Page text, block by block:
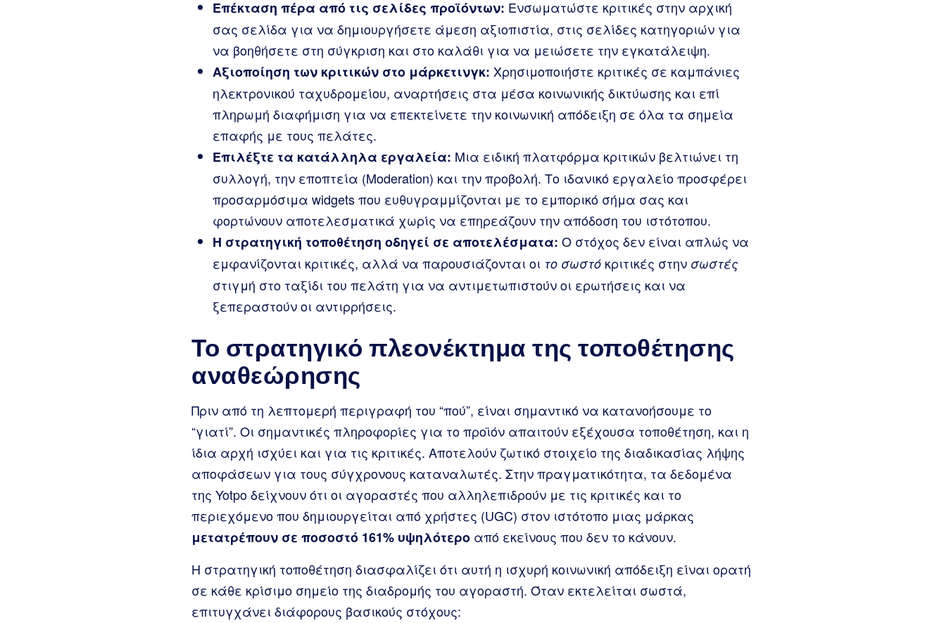
Επέκταση πέρα από τις σελίδες προϊόντων: Ενσωματώστε κριτικές στην αρχική
σας σελίδα για να δημιουργήσετε άμεση αξιοπιστία, στις σελίδες κατηγοριών για
να βοηθήσετε στη σύγκριση και στο καλάθι για να μειώσετε την εγκατάλειψη.
Αξιοποίηση των κριτικών στο μάρκετινγκ: Χρησιμοποιήστε κριτικές σε καμπάνιες
ηλεκτρονικού ταχυδρομείου, αναρτήσεις στα μέσα κοινωνικής δικτύωσης και επί
πληρωμή διαφήμιση για να επεκτείνετε την κοινωνική απόδειξη σε όλα τα σημεία
επαφής με τους πελάτες.
Επιλέξτε τα κατάλληλα εργαλεία: Μια ειδική πλατφόρμα κριτικών βελτιώνει τη
συλλογή, την εποπτεία (Moderation) και την προβολή. Το ιδανικό εργαλείο προσφέρει
προσαρμόσιμα widgets που ευθυγραμμίζονται με το εμπορικό σήμα σας και
φορτώνουν αποτελεσματικά χωρίς να επηρεάζουν την απόδοση του ιστότοπου.
Η στρατηγική τοποθέτηση οδηγεί σε αποτελέσματα: Ο στόχος δεν είναι απλώς να
εμφανίζονται κριτικές, αλλά να παρουσιάζονται οι το σωστό κριτικές στην σωστές
στιγμή στο ταξίδι του πελάτη για να αντιμετωπιστούν οι ερωτήσεις και να
ξεπεραστούν οι αντιρρήσεις.
Το στρατηγικό πλεονέκτημα της τοποθέτησης
αναθεώρησης
Πριν από τη λεπτομερή περιγραφή του “πού”, είναι σημαντικό να κατανοήσουμε το
“γιατί”. Οι σημαντικές πληροφορίες για το προϊόν απαιτούν εξέχουσα τοποθέτηση, και η
ίδια αρχή ισχύει και για τις κριτικές. Αποτελούν ζωτικό στοιχείο της διαδικασίας λήψης
αποφάσεων για τους σύγχρονους καταναλωτές. Στην πραγματικότητα, τα δεδομένα
της Yotpo δείχνουν ότι οι αγοραστές που αλληλεπιδρούν με τις κριτικές και το
περιεχόμενο που δημιουργείται από χρήστες (UGC) στον ιστότοπο μιας μάρκας
μετατρέπουν σε ποσοστό 161% υψηλότερο από εκείνους που δεν το κάνουν.
Η στρατηγική τοποθέτηση διασφαλίζει ότι αυτή η ισχυρή κοινωνική απόδειξη είναι ορατή
σε κάθε κρίσιμο σημείο της διαδρομής του αγοραστή. Όταν εκτελείται σωστά,
επιτυγχάνει διάφορους βασικούς στόχους: